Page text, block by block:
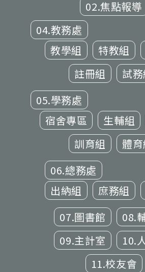
02.焦點報導
04.教務處
教學組
特教組
註冊組
試務
05.學務處
宿舍專區
生輔組
訓育組
體育
06.總務處
出納組
庶務組
07.圖書館
08.
09.主計室
10.
11.校友會